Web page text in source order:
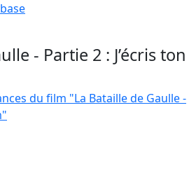
- Partie 2 : J’écris ton
du film "La Bataille de Gaulle -